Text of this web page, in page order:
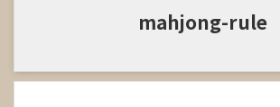
mahjong-rule